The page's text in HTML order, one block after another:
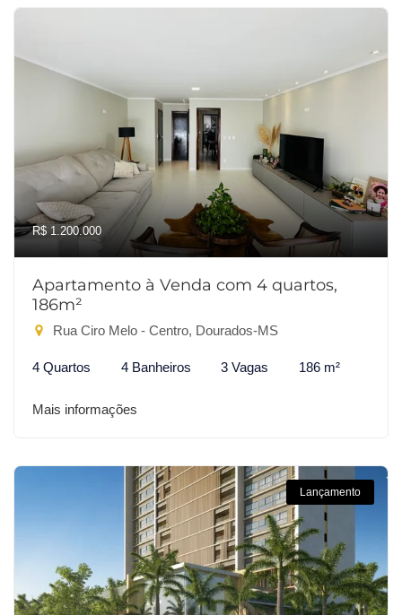
R$ 1.200.000
Apartamento à Venda com 4 quartos,
186m²
Rua Ciro Melo - Centro, Dourados-MS
4 Quartos 4 Banheiros 3 Vagas 186 m²
Mais informações
Lançamento